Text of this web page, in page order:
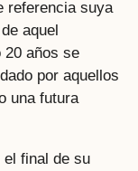
referencia suya
aquel
20 años se
por aquellos
una futura
final de su